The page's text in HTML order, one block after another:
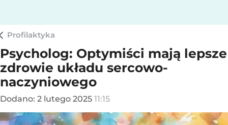
Profilaktyka
Psycholog: Optymiści mają lepsze
zdrowie układu sercowo-
naczyniowego
Dodano: 2 lutego 2025 11:15